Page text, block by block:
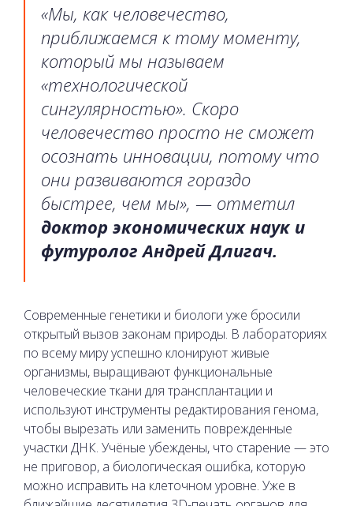
«Мы, как человечество,
приближаемся к тому моменту,
который мы называем
«технологической
сингулярностью». Скоро
человечество просто не сможет
осознать инновации, потому что
они развиваются гораздо
быстрее, чем мы», — отметил
доктор экономических наук и
футуролог Андрей Длигач.
Современные генетики и биологи уже бросили
открытый вызов законам природы. В лабораториях
по всему миру успешно клонируют живые
организмы, выращивают функциональные
человеческие ткани для трансплантации и
используют инструменты редактирования генома,
чтобы вырезать или заменить поврежденные
участки ДНК. Учёные убеждены, что старение — это
не приговор, а биологическая ошибка, которую
можно исправить на клеточном уровне. Уже в